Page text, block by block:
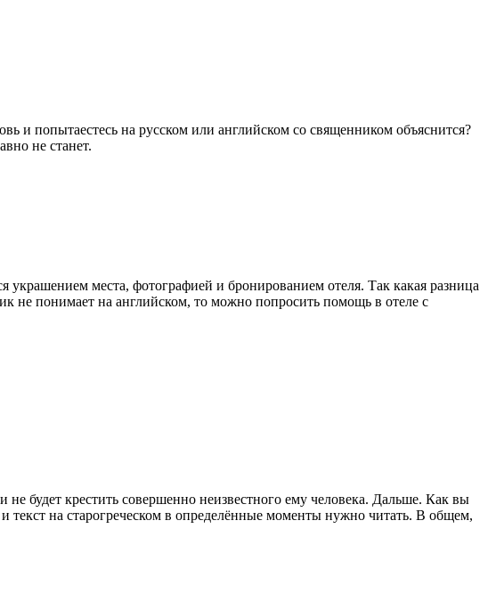
и попытаестесь на русском или английском со священником объяснится?
не станет.
украшением места, фотографией и бронированием отеля. Так какая разница
не понимает на английском, то можно попросить помощь в отеле с
будет крестить совершенно неизвестного ему человека. Дальше. Как вы
текст на старогреческом в определённые моменты нужно читать. В общем,